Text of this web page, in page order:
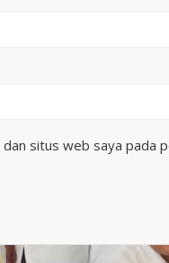
dan situs web saya pada